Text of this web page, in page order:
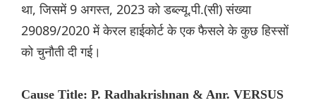
था, जिसमें 9 अगस्त, 2023 को डब्ल्यू.पी.(सी) संख्या
29089/2020 में केरल हाईकोर्ट के एक फैसले के कुछ हिस्सों
को चुनौती दी गई।
Cause Title: P. Radhakrishnan & Anr. VERSUS